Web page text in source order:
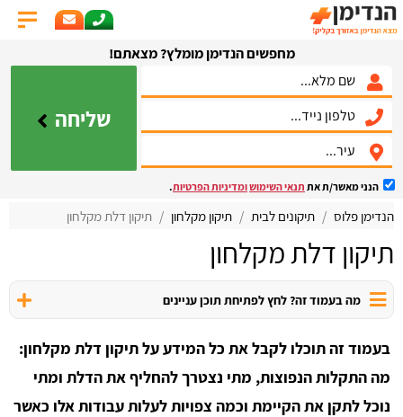
מחפשים הנדימן מומלץ? מצאתם!
שליחה
הנני מאשר/ת את תנאי השימושומדיניות הפרטיות.
הנדימן פלוס תיקונים לבית תיקון מקלחון תיקון דלת מקלחון
תיקון דלת מקלחון
מה בעמוד זה? לחץ לפתיחת תוכן עניינים
בעמוד זה תוכלו לקבל את כל המידע על תיקון דלת מקלחון:
מה התקלות הנפוצות, מתי נצטרך להחליף את הדלת ומתי
נוכל לתקן את הקיימת וכמה צפויות לעלות עבודות אלו כאשר